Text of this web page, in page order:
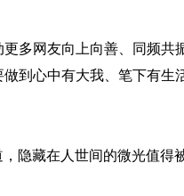
多网友向上向善、同频共
到心中有大我、笔下有生
，隐藏在人世间的微光值得